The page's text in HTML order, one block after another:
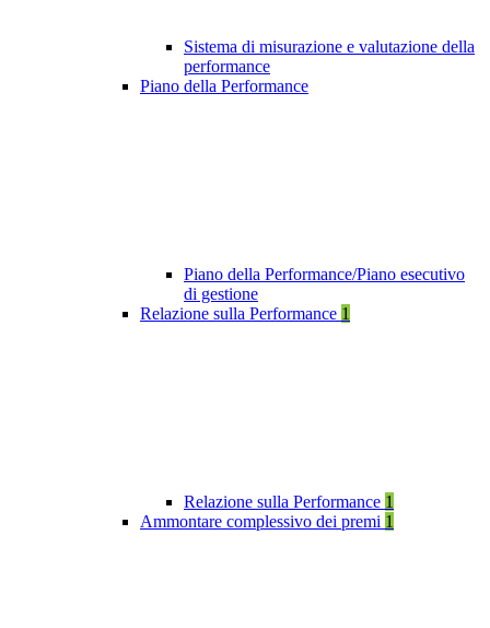
Sistema di misurazione e valutazione della
performance
Piano della Performance
Piano della Performance/Piano esecutivo
di gestione
Relazione sulla Performance 1
Relazione sulla Performance 1
Ammontare complessivo dei premi 1